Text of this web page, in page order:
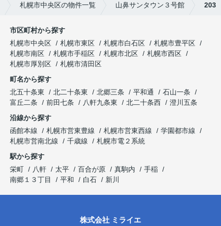
札幌市中央区の物件一覧 山鼻サンタウン３号館 203
市区町村から探す
札幌市中央区
札幌市東区 札幌市白石区
札幌市豊平区
札幌市南区
札幌市手稲区 札幌市北区
札幌市西区
札幌市厚別区
札幌市清田区
町名から探す
北五十条東
北二十条東 北郷三条 平和通
石山一条
富丘二条
前田七条 八軒九条東 北二十条西
澄川五条
沿線から探す
函館本線
札幌市営東豊線 札幌市営東西線
学園都市線
札幌市営南北線
千歳線
札幌市電２系統
駅から探す
栄町
八軒 太平 百合が原 真駒内
手稲
南郷１３丁目
平和 白石 新川
株式会社 ミライエ